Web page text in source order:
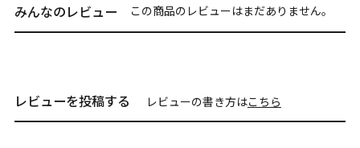
みんなのレビュー この商品のレビューはまだありません。
レビューを投稿する レビューの書き方はこちら